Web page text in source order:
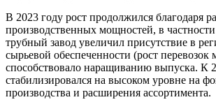
В 2023 году рост продолжился благодаря
производственных мощностей, в
трубный завод увеличил присутствие в
сырьевой обеспеченности (рост перевозок
способствовало наращиванию выпуска. К
стабилизировался на высоком уровне на
производства и расширения ассортимента.